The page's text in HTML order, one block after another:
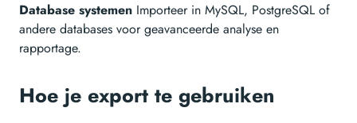
Database systemen Importeer in MySQL, PostgreSQL of
andere databases voor geavanceerde analyse en
rapportage.
Hoe je export te gebruiken